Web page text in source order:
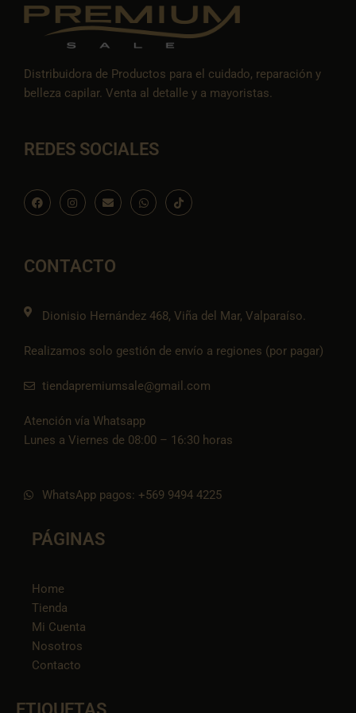
Distribuidora de Productos para el cuidado, reparación y
belleza capilar. Venta al detalle y a mayoristas.
REDES SOCIALES
F
a
c
o
k
I
n
s
r
a
E
n
v
p
e
W
h
a
I
c
o
CONTACTO
Dionisio Hernández 468, Viña del Mar, Valparaíso.
Realizamos solo gestión de envío a regiones (por pagar)
tiendapremiumsale@gmail.com
Atención vía Whatsapp
Lunes a Viernes de 08:00 – 16:30 horas
WhatsApp pagos: +569 9494 4225
PÁGINAS
Home
Tienda
Mi Cuenta
Nosotros
Contacto